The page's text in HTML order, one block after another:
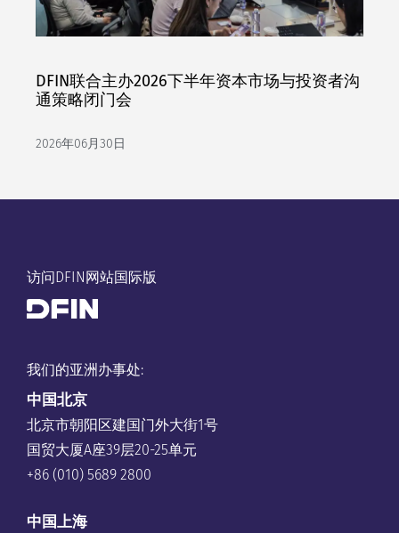
DFIN联合主办2026下半年资本市场与投资者沟
通策略闭门会
2026年06月30日
访问DFIN网站国际版
我们的亚洲办事处:
中国北京
北京市朝阳区建国门外大街1号
国贸大厦A座39层20-25单元
+86 (010) 5689 2800
中国上海